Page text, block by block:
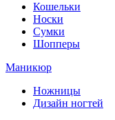
Кошельки
Носки
Сумки
Шопперы
Маникюр
Ножницы
Дизайн ногтей